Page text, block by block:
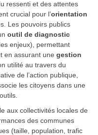
ressenti et des attentes
crucial pour l’orientation
Les pouvoirs publics
outil de diagnostic
enjeux), permettant
en assurant une gestion
utilité au travers du
de l’action publique,
les citoyens dans une
aux collectivités locales de
des communes
(taille, population, trafic